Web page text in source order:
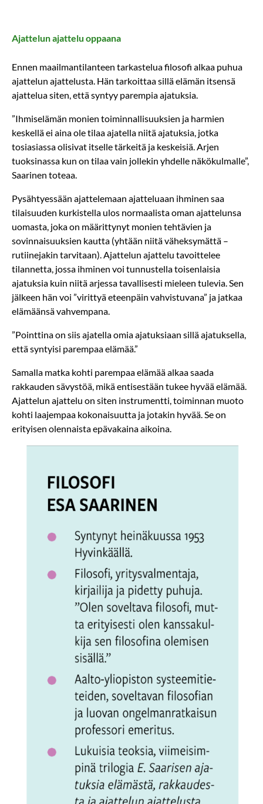
Ajattelun ajattelu oppaana
Ennen maailmantilanteen tarkastelua filosofi alkaa puhua
ajattelun ajattelusta. Hän tarkoittaa sillä elämän itsensä
ajattelua siten, että syntyy parempia ajatuksia.
”Ihmiselämän monien toiminnallisuuksien ja harmien
keskellä ei aina ole tilaa ajatella niitä ajatuksia, jotka
tosiasiassa olisivat itselle tärkeitä ja keskeisiä. Arjen
tuoksinassa kun on tilaa vain jollekin yhdelle näkökulmalle”,
Saarinen toteaa.
Pysähtyessään ajattelemaan ajatteluaan ihminen saa
tilaisuuden kurkistella ulos normaalista oman ajattelunsa
uomasta, joka on määrittynyt monien tehtävien ja
sovinnaisuuksien kautta (yhtään niitä väheksymättä –
rutiinejakin tarvitaan). Ajattelun ajattelu tavoittelee
tilannetta, jossa ihminen voi tunnustella toisenlaisia
ajatuksia kuin niitä arjessa tavallisesti mieleen tulevia. Sen
jälkeen hän voi ”virittyä eteenpäin vahvistuvana” ja jatkaa
elämäänsä vahvempana.
”Pointtina on siis ajatella omia ajatuksiaan sillä ajatuksella,
että syntyisi parempaa elämää.”
Samalla matka kohti parempaa elämää alkaa saada
rakkauden sävystöä, mikä entisestään tukee hyvää elämää.
Ajattelun ajattelu on siten instrumentti, toiminnan muoto
kohti laajempaa kokonaisuutta ja jotakin hyvää. Se on
erityisen olennaista epävakaina aikoina.